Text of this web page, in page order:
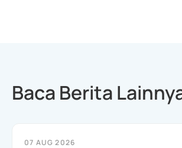
Baca Berita
07 AUG 2026